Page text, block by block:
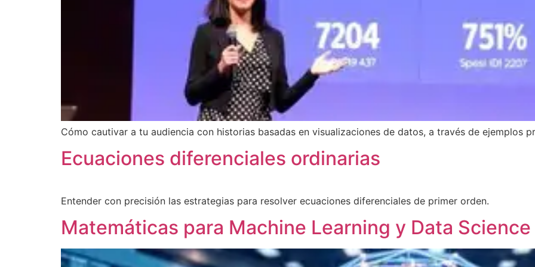
Cómo cautivar a tu audiencia con historias basadas en visualizaciones de datos, a través de ejemplos
Ecuaciones diferenciales ordinarias
Entender con precisión las estrategias para resolver ecuaciones diferenciales de primer orden.
Matemáticas para Machine Learning y Data Science